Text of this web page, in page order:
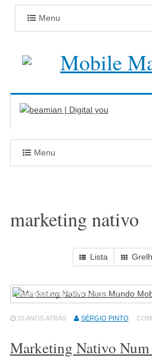
Menu
Menu
marketing nativo
Lista
Campanhas|Publicidade 14
10 ANOS ATRÁS SÉRGIO PINTO
Marketing Nativo